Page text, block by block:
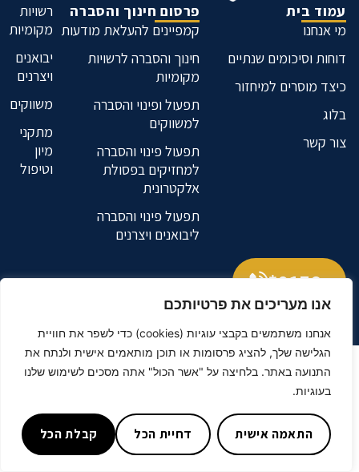
אנו מעריכים את פרטיותכם
אנחנו משתמשים בקבצי עוגיות (cookies) כדי לשפר את חוויית
הגלישה שלך, להציג פרסומות או תוכן מותאמים אישית ולנתח את
התנועה באתר. בלחיצה על "אשר הכול" אתה מסכים לשימוש שלנו
בעוגיות.
התאמה אישית דחיית הכל קבלת הכל
עמוד בית
מי אנחנו
דוחות וסיכומים שנתיים
כיצד מוסרים למיחזור
בלוג
צור קשר
פרסום חינוך והסברה
קמפיינים להעלאת מודעות
חינוך והסברה לרשויות
מקומיות
תפעול ופינוי והסברה
למשווקים
תפעול פינוי והסברה
למחזיקים בפסולת
אלקטרונית
תפעול פינוי והסברה
ליבואנים ויצרנים
רשויות
מקומיות
יבואנים
ויצרנים
משווקים
מתקני
מיון
וטיפול
9176*